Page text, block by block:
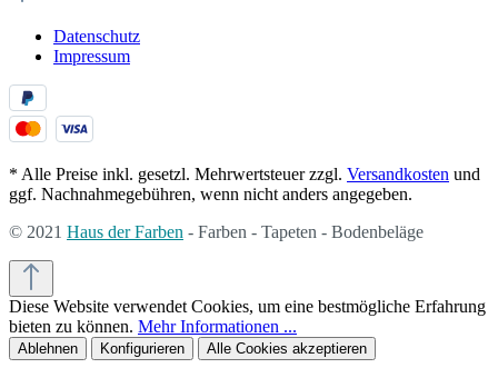
Datenschutz
Impressum
* Alle Preise inkl. gesetzl. Mehrwertsteuer zzgl. Versandkosten und
ggf. Nachnahmegebühren, wenn nicht anders angegeben.
© 2021 Haus der Farben - Farben - Tapeten - Bodenbeläge
Diese Website verwendet Cookies, um eine bestmögliche Erfahrung
bieten zu können. Mehr Informationen ...
Ablehnen Konfigurieren Alle Cookies akzeptieren